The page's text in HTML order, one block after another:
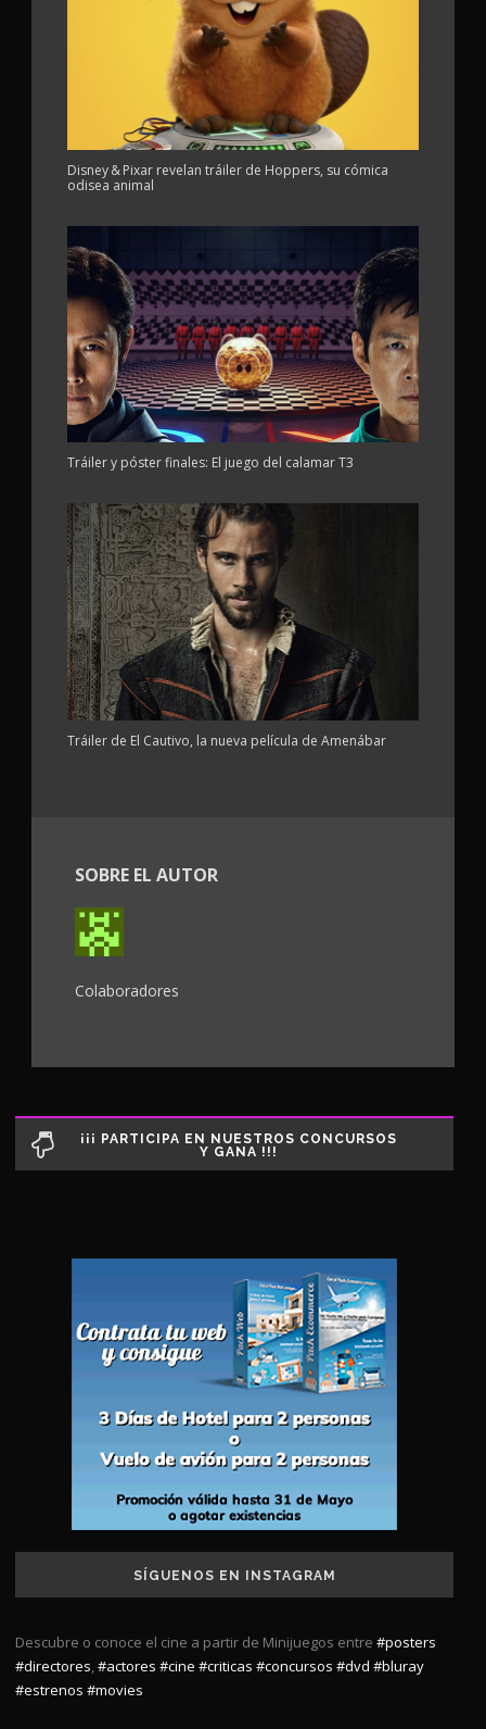
Disney & Pixar revelan tráiler de Hoppers, su cómica
odisea animal
Tráiler y póster finales: El juego del calamar T3
Tráiler de El Cautivo, la nueva película de Amenábar
SOBRE EL AUTOR
Colaboradores
¡¡¡ PARTICIPA EN NUESTROS CONCURSOS
Y GANA !!!
SÍGUENOS EN INSTAGRAM
Descubre o conoce el cine a partir de Minijuegos entre #posters
#directores,#actores #cine #criticas #concursos #dvd #bluray
#estrenos #movies